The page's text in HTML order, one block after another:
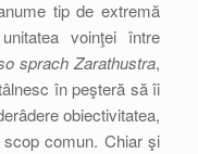
tip de extremă
voinţei între
sprach Zarathustra,
în peşteră să îi
obiectivitatea,
comun. Chiar şi